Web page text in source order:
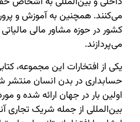
کشور در حوزه مشاور مالی
می‌پردازند.
یکی از افتخارات این مجموعه،
حسابداری در بدن انسان منتشر
اولین بار در جهان ارائه شده و
بین‌المللی از جمله شریک تجاری